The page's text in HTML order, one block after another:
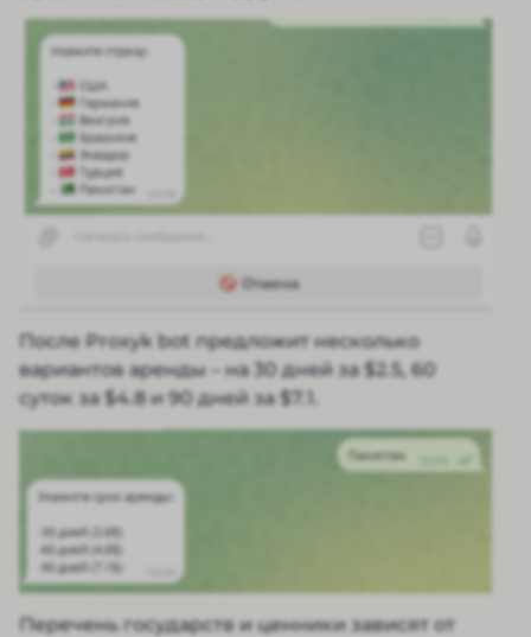
После Proxyk bot предложит несколько
вариантов аренды – на 30 дней за $2.5, 60
суток за $4.8 и 90 дней за $7.1.
Перечень государств и ценники зависят от